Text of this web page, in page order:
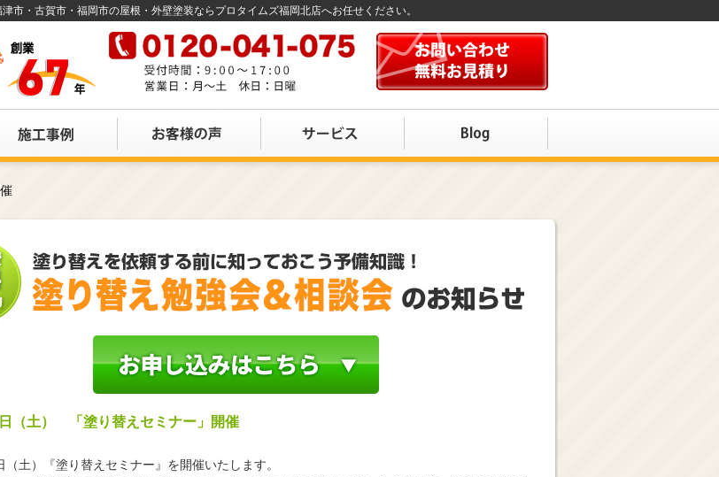
市・古賀市・福岡市の屋根・外壁塗装ならプロタイムズ福岡北店へお任せください。
（土） 「塗り替えセミナー」開催
（土）『塗り替えセミナー』を開催いたします。